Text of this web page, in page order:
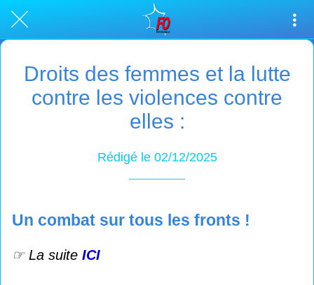
Droits des femmes et la lutte
contre les violences contre
elles :
Rédigé le 02/12/2025
Un combat sur tous les fronts !
☞ La suite ICI